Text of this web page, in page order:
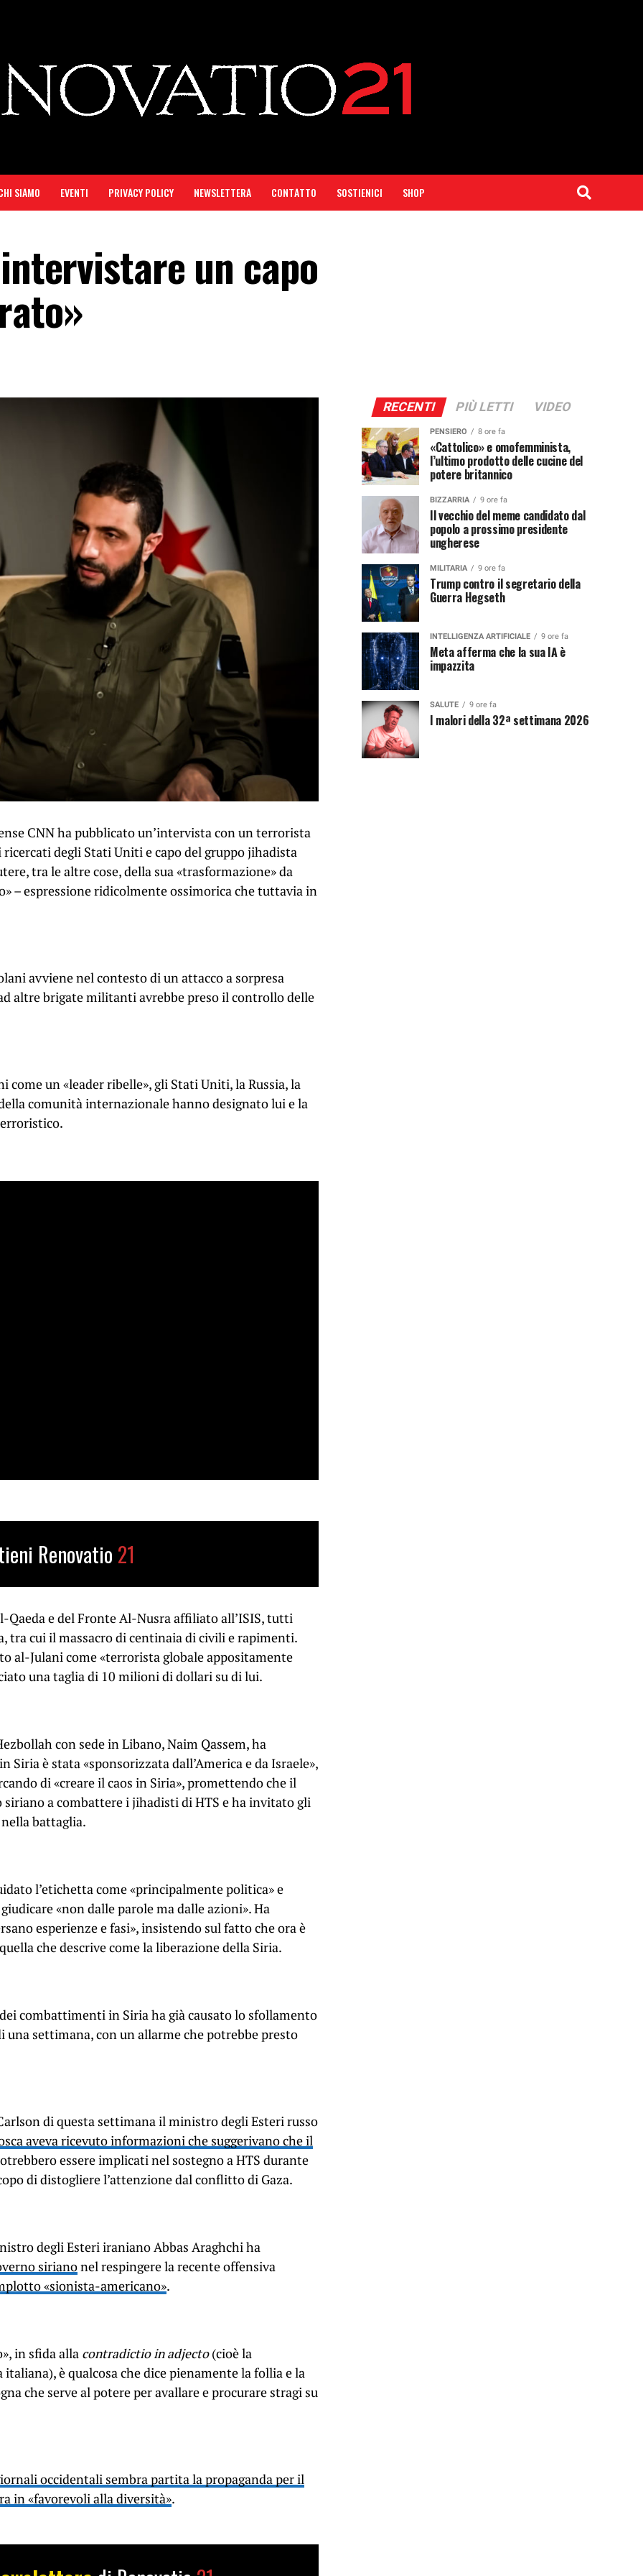
SIAMO EVENTI PRIVACY POLICY NEWSLETTERA CONTATTO SOSTIENICI SHOP
un capo
CNN ha pubblicato un’intervista con un terrorista
degli Stati Uniti e capo del gruppo jihadista
tra le altre cose, della sua «trasformazione» da
– espressione ridicolmente ossimorica che tuttavia in
avviene nel contesto di un attacco a sorpresa
altre brigate militanti avrebbe preso il controllo delle
un «leader ribelle», gli Stati Uniti, la Russia, la
comunità internazionale hanno designato lui e la
Renovatio 21
Qaeda e del Fronte Al-Nusra affiliato all’ISIS, tutti
tra cui il massacro di centinaia di civili e rapimenti.
al-Julani come «terrorista globale appositamente
una taglia di 10 milioni di dollari su di lui.
con sede in Libano, Naim Qassem, ha
Siria è stata «sponsorizzata dall’America e da Israele»,
di «creare il caos in Siria», promettendo che il
a combattere i jihadisti di HTS e ha invitato gli
battaglia.
l’etichetta come «principalmente politica» e
«non dalle parole ma dalle azioni». Ha
esperienze e fasi», insistendo sul fatto che ora è
che descrive come la liberazione della Siria.
combattimenti in Siria ha già causato lo sfollamento
una settimana, con un allarme che potrebbe presto
di questa settimana il ministro degli Esteri russo
aveva ricevuto informazioni che suggerivano che il
essere implicati nel sostegno a HTS durante
di distogliere l’attenzione dal conflitto di Gaza.
degli Esteri iraniano Abbas Araghchi ha
sirianonel respingere la recente offensiva
«sionista-americano».
in sfida alla contradictio in adjecto(cioè la
è qualcosa che dice pienamente la follia e la
che serve al potere per avallare e procurare stragi su
iornali occidentali sembra partita la propaganda per il
in «favorevoli alla diversità».
RECENTI PIÙ LETTI VIDEO
PENSIERO 8 ore fa
«Cattolico» e omofemminista,
l’ultimo prodotto delle cucine del
potere britannico
BIZZARRIA 9 ore fa
Il vecchio del meme candidato dal
popolo a prossimo presidente
ungherese
MILITARIA 9 ore fa
Trump contro il segretario della
Guerra Hegseth
INTELLIGENZA ARTIFICIALE 9 ore fa
Meta afferma che la sua IA è
impazzita
SALUTE 9 ore fa
I malori della 32ª settimana 2026